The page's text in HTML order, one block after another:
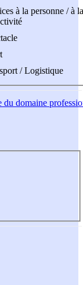
à la personne / à la
/ Logistique
domaine